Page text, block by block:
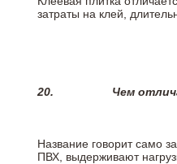
затраты на клей,
20. Чем
Название говорит само
ПВХ, выдерживают